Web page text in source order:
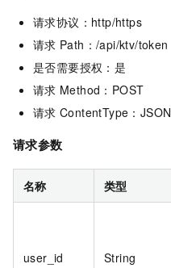
请求协议：http/https
请求 Path：/api/ktv/token
是否需要授权：是
请求 Method：POST
请求 ContentType：JSON
请求参数
名称 类型
user_id String